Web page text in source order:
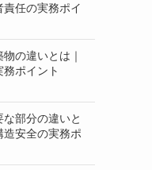
任の実務ポイ
の違いとは｜
ポイント
部分の違いと
造安全の実務ポ